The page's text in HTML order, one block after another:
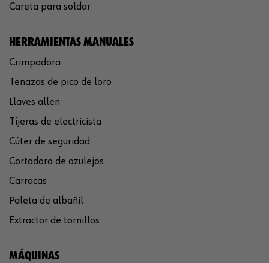
Careta para soldar
HERRAMIENTAS MANUALES
Crimpadora
Tenazas de pico de loro
Llaves allen
Tijeras de electricista
Cúter de seguridad
Cortadora de azulejos
Carracas
Paleta de albañil
Extractor de tornillos
MÁQUINAS